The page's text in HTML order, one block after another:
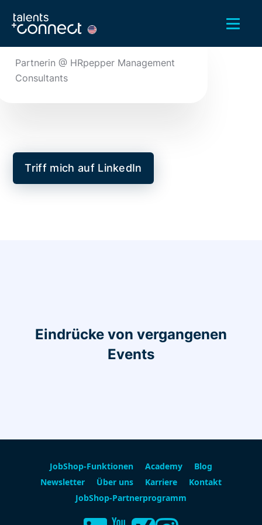
Partnerin @ HRpepper Management
Consultants
Triff mich auf LinkedIn
Eindrücke von vergangenen
Events
JobShop-Funktionen Academy
Blog
Newsletter
Über uns Karriere
Kontakt
JobShop-Partnerprogramm